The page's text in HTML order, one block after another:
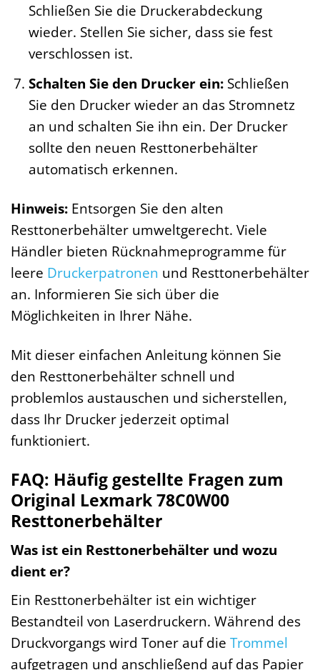
Schließen Sie die Druckerabdeckung
wieder. Stellen Sie sicher, dass sie fest
verschlossen ist.
Schalten Sie den Drucker ein:Schließen
Sie den Drucker wieder an das Stromnetz
an und schalten Sie ihn ein. Der Drucker
sollte den neuen Resttonerbehälter
automatisch erkennen.
Hinweis: Entsorgen Sie den alten
Resttonerbehälter umweltgerecht. Viele
Händler bieten Rücknahmeprogramme für
leere Druckerpatronen und Resttonerbehälter
an. Informieren Sie sich über die
Möglichkeiten in Ihrer Nähe.
Mit dieser einfachen Anleitung können Sie
den Resttonerbehälter schnell und
problemlos austauschen und sicherstellen,
dass Ihr Drucker jederzeit optimal
funktioniert.
FAQ: Häufig gestellte Fragen zum
Original Lexmark 78C0W00
Resttonerbehälter
Was ist ein Resttonerbehälter und wozu
dient er?
Ein Resttonerbehälter ist ein wichtiger
Bestandteil von Laserdruckern. Während des
Druckvorgangs wird Toner auf die Trommel
aufgetragen und anschließend auf das Papier